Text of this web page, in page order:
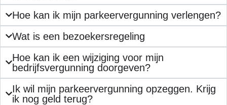
Hoe kan ik mijn parkeervergunning verlengen?
Wat is een bezoekersregeling
Hoe kan ik een wijziging voor mijn
bedrijfsvergunning doorgeven?
Ik wil mijn parkeervergunning opzeggen. Krijg
ik nog geld terug?